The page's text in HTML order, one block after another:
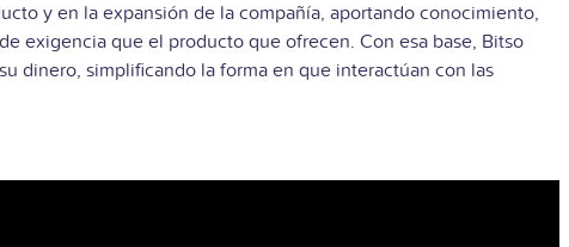
y en la expansión de la compañía, aportando conocimiento,
exigencia que el producto que ofrecen. Con esa base, Bitso
dinero, simplificando la forma en que interactúan con las